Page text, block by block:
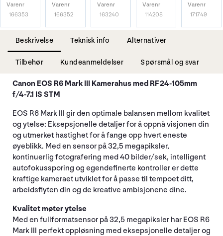
Varenr
166353
Varenr
166352
Varenr
163240
Varenr
114208
Varenr
171749
Beskrivelse Teknisk info Alternativer
Tilbehør Kundeanmeldelser Spørsmål og svar
Canon EOS R6 Mark III Kamerahus med RF 24-105mm
f/4-7.1 IS STM
EOS R6 Mark III gir den optimale balansen mellom kvalitet
og ytelse: Eksepsjonelle detaljer for å oppnå visjonen din
og utmerket hastighet for å fange opp hvert eneste
øyeblikk. Med en sensor på 32,5 megapiksler,
kontinuerlig fotografering med 40 bilder/sek, intelligent
autofokussporing og egendefinerte kontroller er dette
kraftige kameraet utviklet for å passe til tempoet ditt,
arbeidsflyten din og de kreative ambisjonene dine.
Kvalitet møter ytelse
Med en fullformatsensor på 32,5 megapiksler har EOS R6
Mark III perfekt oppløsning med eksepsjonelle detaljer og